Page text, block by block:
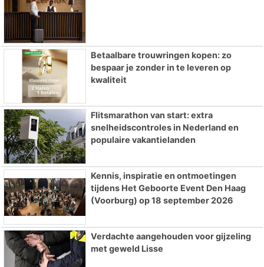
Betaalbare trouwringen kopen: zo
bespaar je zonder in te leveren op
kwaliteit
Flitsmarathon van start: extra
snelheidscontroles in Nederland en
populaire vakantielanden
Kennis, inspiratie en ontmoetingen
tijdens Het Geboorte Event Den Haag
(Voorburg) op 18 september 2026
Verdachte aangehouden voor gijzeling
met geweld Lisse